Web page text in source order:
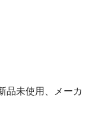
品未使用、メーカ